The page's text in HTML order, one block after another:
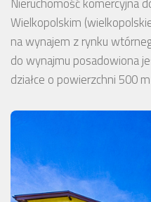
Nieruchomość komercyjna
Wielkopolskim
na wynajem z rynku
do wynajmu posadowiona
działce o powierzchni 500